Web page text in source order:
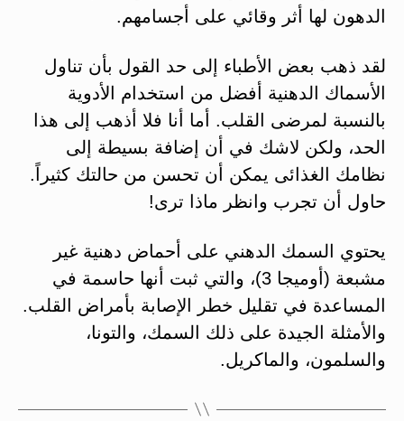
الدهون لها أثر وقائي على أجسامهم.
لقد ذهب بعض الأطباء إلى حد القول بأن تناول
الأسماك الدهنية أفضل من استخدام الأدوية
بالنسبة لمرضى القلب. أما أنا فلا أذهب إلى هذا
الحد، ولكن لاشك في أن إضافة بسيطة إلى
نظامك الغذائى يمكن أن تحسن من حالتك كثيراً.
حاول أن تجرب وانظر ماذا ترى!
يحتوي السمك الدهني على أحماض دهنية غير
مشبعة (أوميجا 3)، والتي ثبت أنها حاسمة في
المساعدة في تقليل خطر الإصابة بأمراض القلب.
والأمثلة الجيدة على ذلك السمك، والتونا،
والسلمون، والماكريل.